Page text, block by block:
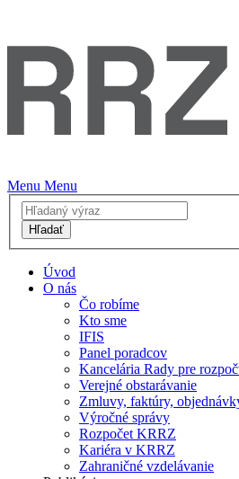
Menu Menu
Hľadať
Úvod
O nás
Čo robíme
Kto sme
IFIS
Panel poradcov
Kancelária Rady pre
Verejné obstarávanie
Zmluvy, faktúry,
Výročné správy
Rozpočet KRRZ
Kariéra v KRRZ
Zahraničné vzdelávanie